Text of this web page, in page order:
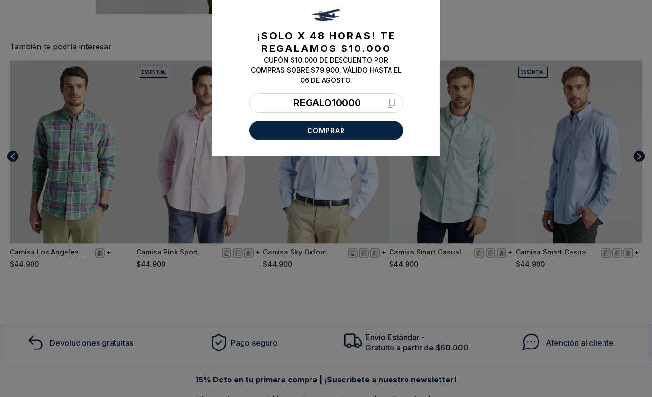
También te podría interesar
M
Camisa Los Angeles
Green
$44.900
L
ESSENTIAL
Camisa Pink Sport
Oxford
$44.900
XL
ESSENTIAL
Camisa Sky Oxford
Smart Casual
$44.900
S
ESSENTIAL
Camisa Smart Casual
Oxford Sc Green
$44.900
L
ESSENTIAL
Camisa Smart Casual
Oxford Sc Blue
$44.900
Devoluciones gratuitas Pago seguro
Envío Estándar -
Gratuito a partir de $60.000
Atención al cliente
15% Dcto en tu primera compra | ¡Suscribete a nuestro newsletter!
¡SOLO X 48 HORAS! TE
REGALAMOS $10.000
CUPÓN $10.000 DE DESCUENTO POR
COMPRAS SOBRE $79.900. VÁLIDO HASTA EL
06 DE AGOSTO.
REGALO10000
COMPRAR